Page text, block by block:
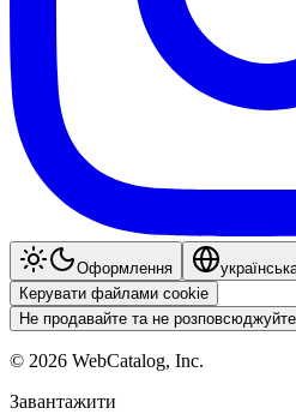
Оформлення
Керувати файлами cookie
Не продавайте та не
© 2026 WebCatalog, Inc.
Завантажити